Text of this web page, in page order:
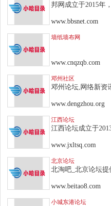
邦网成立于2015年
www.bbsnet.com
墙纸墙布网
www.cnqzqb.com
邓州社区
邓州论坛,网络新资
www.dengzhou.org
江西论坛
江西论坛成立于
www.jxltsq.com
北京论坛
北淘吧_北京论坛
www.beitao8.com
小城东港论坛